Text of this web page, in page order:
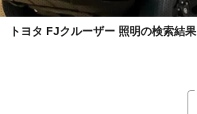
トヨタ FJクルーザー 照明の検索結果